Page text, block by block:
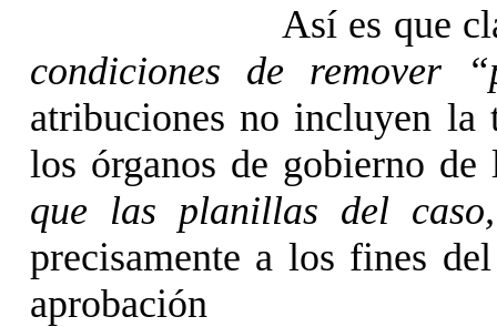
Así es que
condiciones de remover
atribuciones no incluyen la
los órganos de gobierno
que las planillas del
precisamente a los fines
aprobación